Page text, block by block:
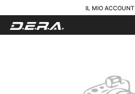
IL MIO ACCOUNT